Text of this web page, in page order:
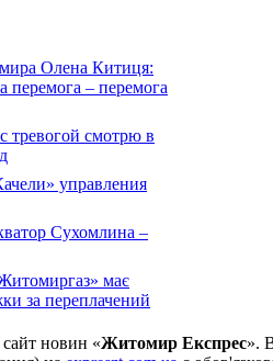
Олена Китиця:
перемога – перемога
тревогой смотрю в
управления
Сухомлина –
має
за переплачений
новин «Житомир Експрес».